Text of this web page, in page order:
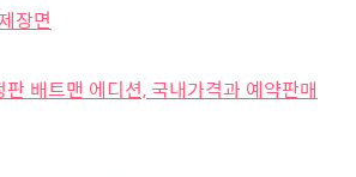
장면
배트맨 에디션, 국내가격과 예약판매